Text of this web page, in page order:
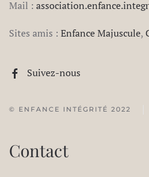
Mail :
Sites amis : Enfance Majuscule,
Suivez-nous
© ENFANCE INTÉGRITÉ 2022
Contact